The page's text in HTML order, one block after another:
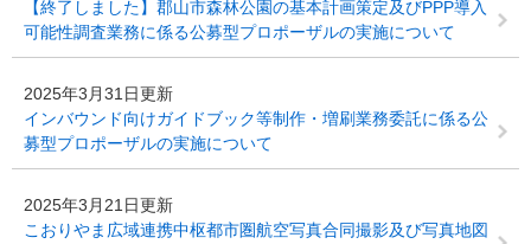
【終了しました】郡山市森林公園の基本計画策定及びPPP導入
可能性調査業務に係る公募型プロポーザルの実施について
2025年3月31日更新
インバウンド向けガイドブック等制作・増刷業務委託に係る公
募型プロポーザルの実施について
2025年3月21日更新
こおりやま広域連携中枢都市圏航空写真合同撮影及び写真地図